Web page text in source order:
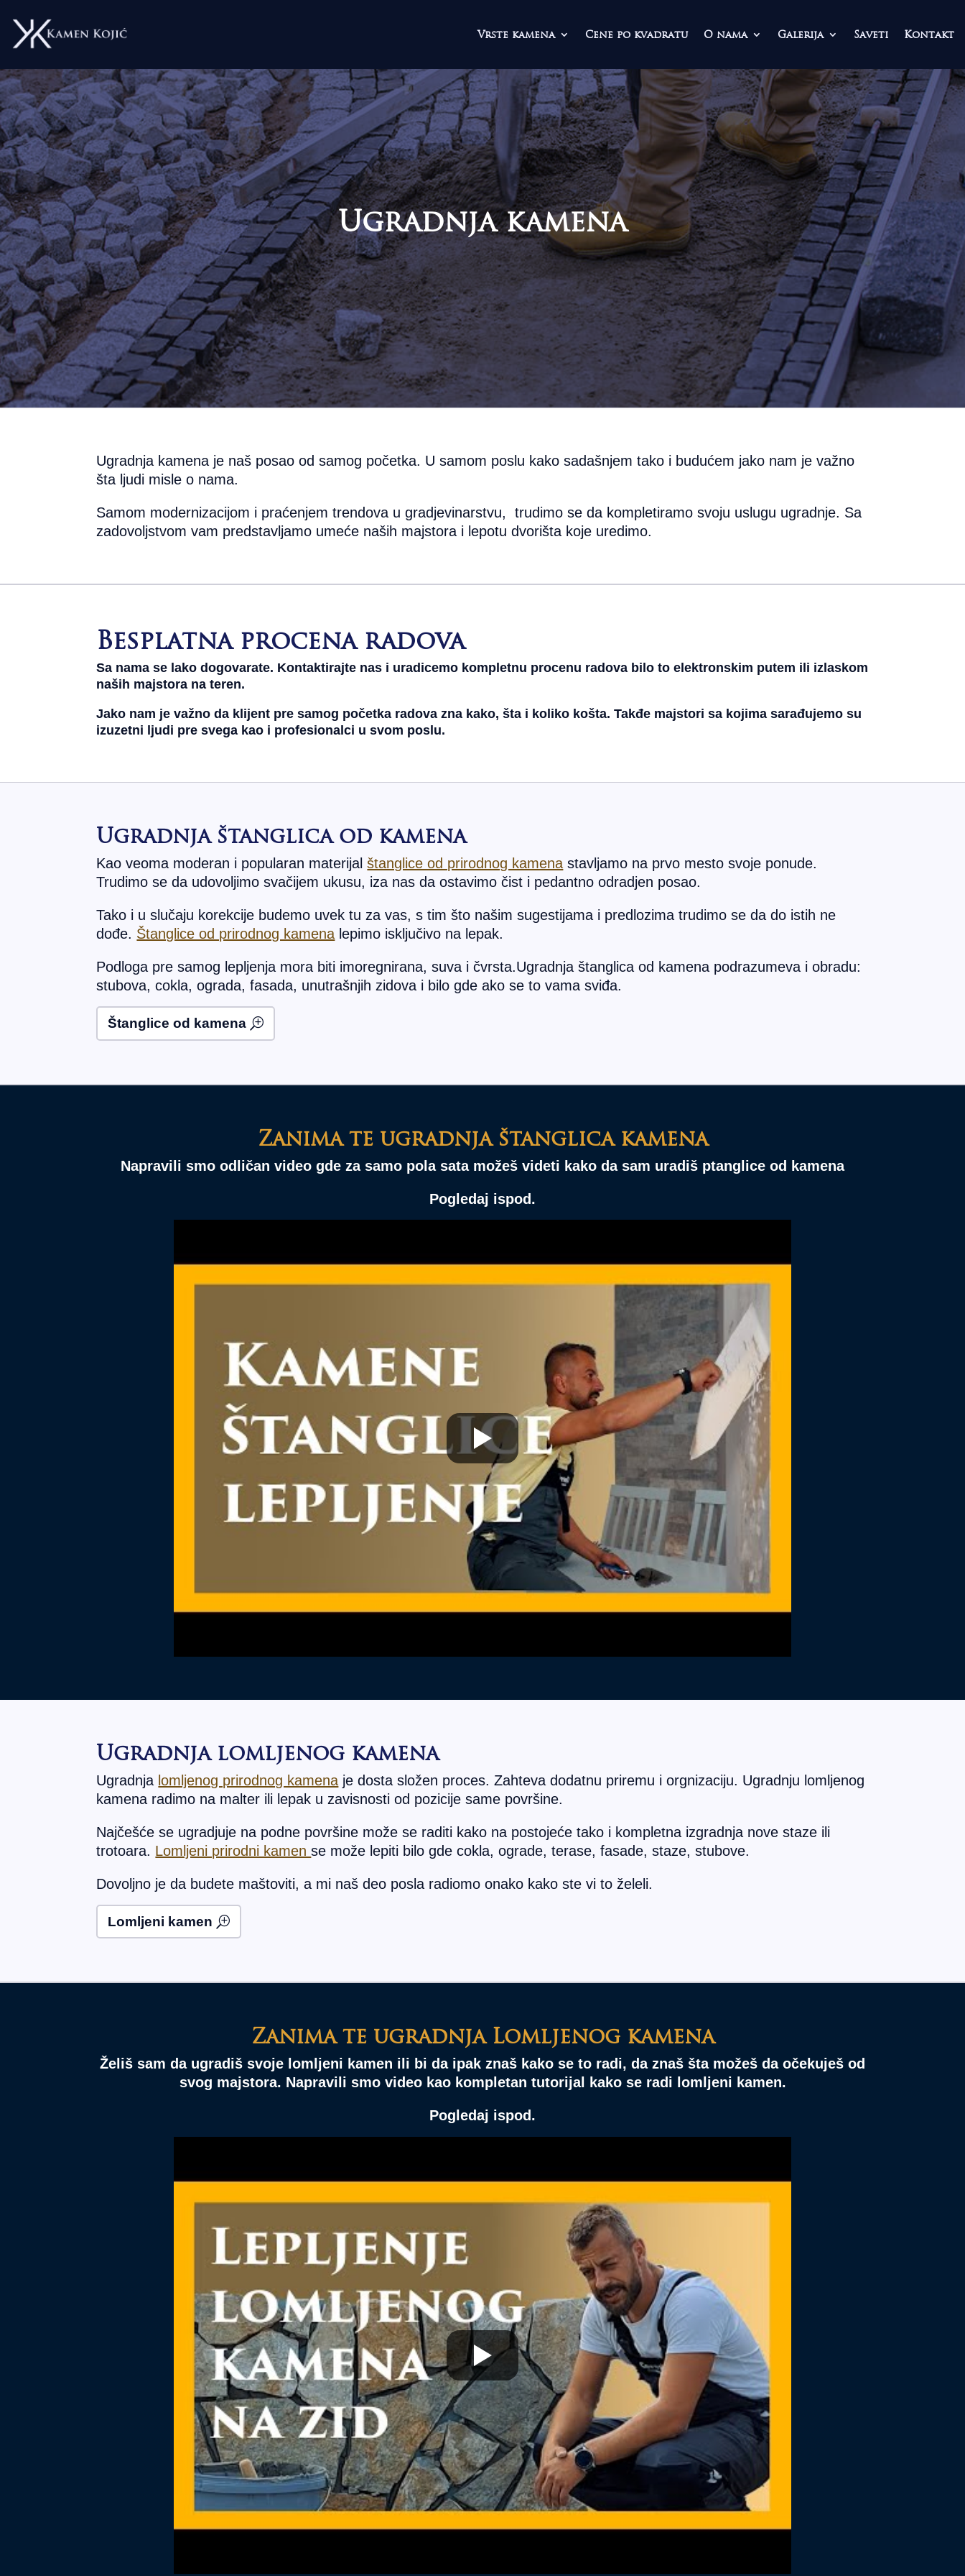
Vrste kamena Cene po kvadratu O nama Galerija Saveti Kontakt
Ugradnja kamena
Ugradnja kamena je naš posao od samog početka. U samom poslu kako sadašnjem tako i budućem jako nam je važno
šta ljudi misle o nama.
Samom modernizacijom i praćenjem trendova u gradjevinarstvu, trudimo se da kompletiramo svoju uslugu ugradnje. Sa
zadovoljstvom vam predstavljamo umeće naših majstora i lepotu dvorišta koje uredimo.
Besplatna procena radova
Sa nama se lako dogovarate. Kontaktirajte nas i uradicemo kompletnu procenu radova bilo to elektronskim putem ili izlaskom
naših majstora na teren.
Jako nam je važno da klijent pre samog početka radova zna kako, šta i koliko košta. Takđe majstori sa kojima sarađujemo su
izuzetni ljudi pre svega kao i profesionalci u svom poslu.
Ugradnja štanglica od kamena
Kao veoma moderan i popularan materijalštanglice od prirodnog kamena stavljamo na prvo mesto svoje ponude.
Trudimo se da udovoljimo svačijem ukusu, iza nas da ostavimo čist i pedantno odradjen posao.
Tako i u slučaju korekcije budemo uvek tu za vas, s tim što našim sugestijama i predlozima trudimo se da do istih ne
dođe. Štanglice od prirodnog kamena lepimo isključivo na lepak.
Podloga pre samog lepljenja mora biti imoregnirana, suva i čvrsta.Ugradnja štanglica od kamena podrazumeva i obradu:
stubova, cokla, ograda, fasada, unutrašnjih zidova i bilo gde ako se to vama sviđa.
Štanglice od kamena
Zanima te ugradnja štanglica kamena
Napravili smo odličan video gde za samo pola sata možeš videti kako da sam uradiš ptanglice od kamena
Pogledaj ispod.
Ugradnja lomljenog kamena
Ugradnja lomljenog prirodnog kamena je dosta složen proces. Zahteva dodatnu priremu i orgnizaciju. Ugradnju lomljenog
kamena radimo na malter ili lepak u zavisnosti od pozicije same površine.
Najčešće se ugradjuje na podne površine može se raditi kako na postojeće tako i kompletna izgradnja nove staze ili
trotoara. Lomljeni prirodni kamense može lepiti bilo gde cokla, ograde, terase, fasade, staze, stubove.
Dovoljno je da budete maštoviti, a mi naš deo posla radiomo onako kako ste vi to želeli.
Lomljeni kamen
Zanima te ugradnja Lomljenog kamena
Želiš sam da ugradiš svoje lomljeni kamen ili bi da ipak znaš kako se to radi, da znaš šta možeš da očekuješ od
svog majstora. Napravili smo video kao kompletan tutorijal kako se radi lomljeni kamen.
Pogledaj ispod.